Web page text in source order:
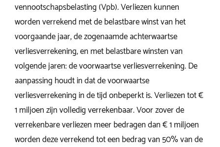
vennootschapsbelasting (Vpb). Verliezen kunnen
worden verrekend met de belastbare winst van het
voorgaande jaar, de zogenaamde achterwaartse
verliesverrekening, en met belastbare winsten van
volgende jaren: de voorwaartse verliesverrekening. De
aanpassing houdt in dat de voorwaartse
verliesverrekening in de tijd onbeperkt is. Verliezen tot €
1 miljoen zijn volledig verrekenbaar. Voor zover de
verrekenbare verliezen meer bedragen dan € 1 miljoen
worden deze verrekend tot een bedrag van 50% van de